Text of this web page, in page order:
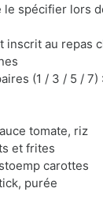
le spécifier lors
inscrit au repas
(1 / 3 / 5 / 7) :
tomate, riz
et frites
carottes
purée